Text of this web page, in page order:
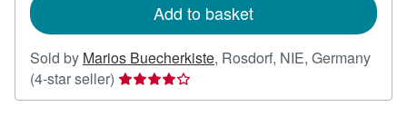
Add to basket
Sold by Marios Buecherkiste, Rosdorf, NIE, Germany
(4-star seller) Seller
rating